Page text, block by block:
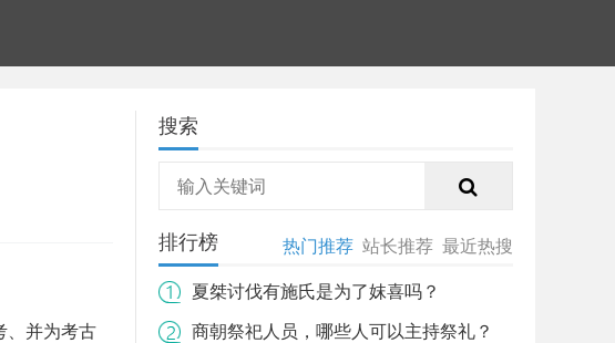
、并为考古
搜索
排行榜 热门推荐 站长推荐 最近热搜
夏桀讨伐有施氏是为了妺喜吗？
商朝祭祀人员，哪些人可以主持祭礼？